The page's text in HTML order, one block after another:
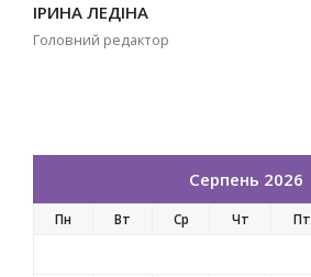
ІРИНА ЛЕДІНА
Головний редактор
Серпень 2026
Пн Вт Ср Чт Пт